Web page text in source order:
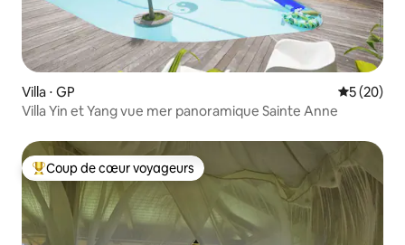
Villa ⋅ GP
5 (20)
Villa Yin et Yang vue mer panoramique Sainte Anne
Coups de cœur voyageurs les plus appréciés
Coup de cœur voyageurs